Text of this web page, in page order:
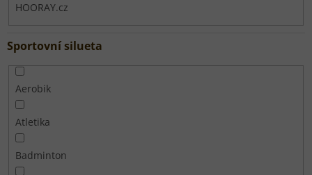
HOORAY.cz
Sportovní silueta
Aerobik
Atletika
Badminton